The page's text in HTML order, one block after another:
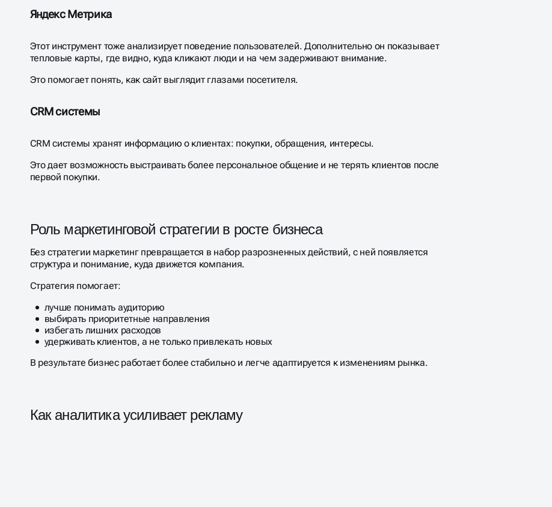
Яндекс Метрика
Этот инструмент тоже анализирует поведение пользователей. Дополнительно он показывает
тепловые карты, где видно, куда кликают люди и на чем задерживают внимание.
Это помогает понять, как сайт выглядит глазами посетителя.
CRM системы
CRM системы хранят информацию о клиентах: покупки, обращения, интересы.
Это дает возможность выстраивать более персональное общение и не терять клиентов после
первой покупки.
Роль маркетинговой стратегии в росте бизнеса
Без стратегии маркетинг превращается в набор разрозненных действий, с ней появляется
структура и понимание, куда движется компания.
Стратегия помогает:
лучше понимать аудиторию
выбирать приоритетные направления
избегать лишних расходов
удерживать клиентов, а не только привлекать новых
В результате бизнес работает более стабильно и легче адаптируется к изменениям рынка.
Как аналитика усиливает рекламу